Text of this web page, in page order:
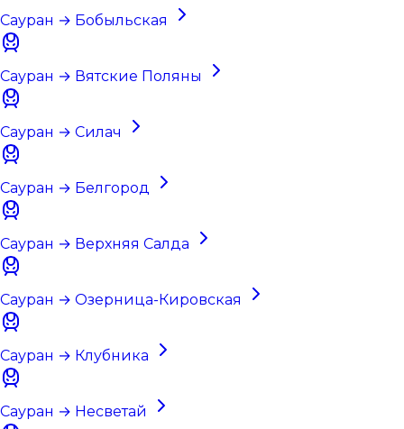
Сауран → Бобыльская
Сауран → Вятские Поляны
Сауран → Силач
Сауран → Белгород
Сауран → Верхняя Салда
Сауран → Озерница-Кировская
Сауран → Клубника
Сауран → Несветай